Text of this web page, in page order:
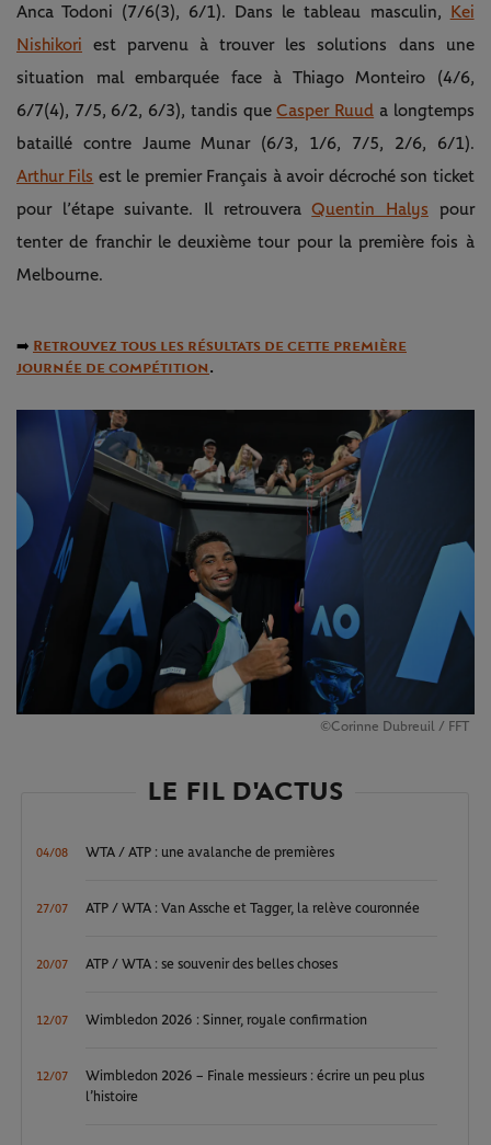
Anca Todoni (7/6(3), 6/1). Dans le tableau masculin,
Kei
Nishikori est parvenu à trouver les solutions dans une
situation mal embarquée face à Thiago Monteiro (4/6,
6/7(4), 7/5, 6/2, 6/3), tandis queCasper Ruud a longtemps
bataillé contre Jaume Munar (6/3, 1/6, 7/5, 2/6, 6/1).
Arthur Fils est le premier Français à avoir décroché son ticket
pour l’étape suivante. Il retrouveraQuentin Halys pour
tenter de franchir le deuxième tour pour la première fois à
Melbourne.
➡️ Retrouvez tous les résultats de cette première
journée de compétition.
©Corinne Dubreuil / FFT
LE FIL D'ACTUS
04/08 WTA / ATP : une avalanche de premières
27/07 ATP / WTA : Van Assche et Tagger, la relève couronnée
20/07 ATP / WTA : se souvenir des belles choses
12/07 Wimbledon 2026 : Sinner, royale confirmation
12/07
Wimbledon 2026 – Finale messieurs : écrire un peu plus
l’histoire